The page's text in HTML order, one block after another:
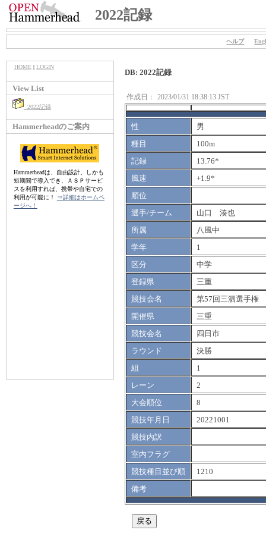
2022記録
ヘルプ
HOME| LOGIN
View List
2022記録
Hammerheadのご案内
Hammerheadは、自由設計、しかも
短期間で導入でき、ＡＳＰサービ
スを利用すれば、携帯や自宅での
利用が可能に！
⇒詳細はホームペ
ージへ！
DB: 2022記録
作成日： 2023/01/31 18:38:13 JST
性
男
種目
100m
記録
13.76*
風速
+1.9*
順位
選手/チーム
山口 湊也
所属
八風中
学年
1
区分
中学
登録県
三重
競技会名
第57回三泗選手権
開催県
三重
競技会名
四日市
ラウンド
決勝
組
1
レーン
2
大会順位
8
競技年月日
20221001
競技内訳
室内フラグ
競技種目並び順
1210
備考